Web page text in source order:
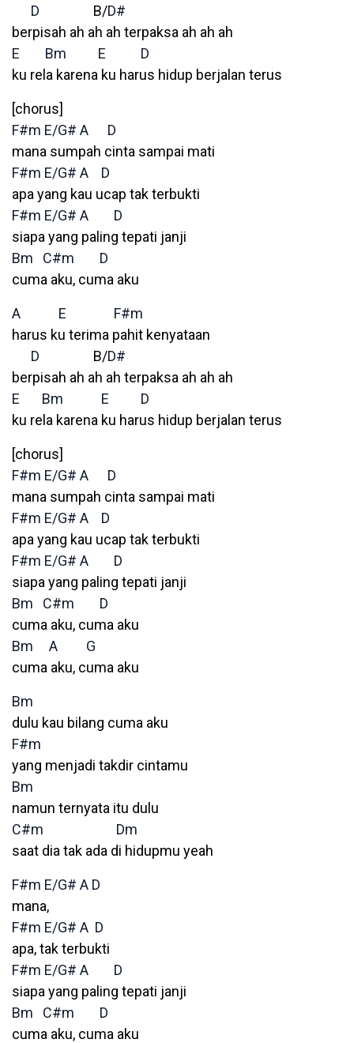
D B/D#
berpisah ah ah ah terpaksa ah ah ah
E
Bm E
D
ku rela karena ku harus hidup berjalan terus
[chorus]
F#m E/G# A
D
mana sumpah cinta sampai mati
F#m E/G# A
D
apa yang kau ucap tak terbukti
F#m E/G# A
D
siapa yang paling tepati janji
Bm
C#m
D
cuma aku, cuma aku
A E
F#m
harus ku terima pahit kenyataan
D B/D#
berpisah ah ah ah terpaksa ah ah ah
E
Bm E
D
ku rela karena ku harus hidup berjalan terus
[chorus]
F#m E/G# A
D
mana sumpah cinta sampai mati
F#m E/G# A
D
apa yang kau ucap tak terbukti
F#m E/G# A
D
siapa yang paling tepati janji
Bm
C#m
D
cuma aku, cuma aku
Bm
A
G
cuma aku, cuma aku
Bm
dulu kau bilang cuma aku
F#m
yang menjadi takdir cintamu
Bm
namun ternyata itu dulu
C#m
Dm
saat dia tak ada di hidupmu yeah
F#m E/G# A D
mana,
F#m E/G# A D
apa, tak terbukti
F#m E/G# A
D
siapa yang paling tepati janji
Bm
C#m
D
cuma aku, cuma aku